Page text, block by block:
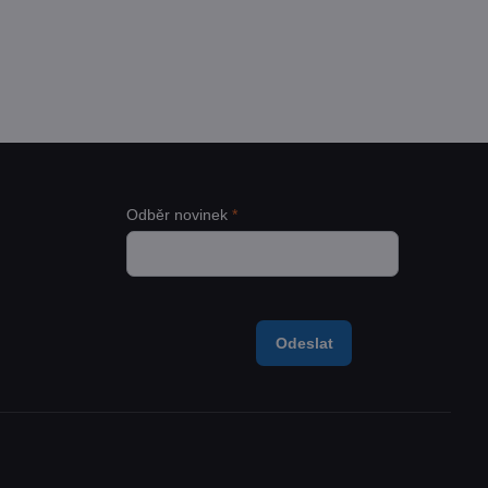
Odběr novinek*
Odeslat